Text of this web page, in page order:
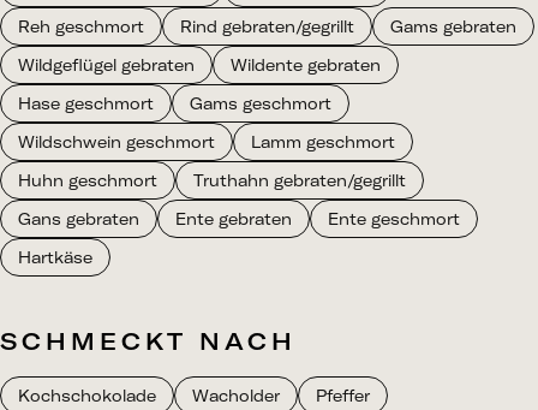
Reh geschmort
Rind gebraten/gegrillt
Gams gebraten
Wildgeflügel gebraten
Wildente gebraten
Hase geschmort
Gams geschmort
Wildschwein geschmort
Lamm geschmort
Huhn geschmort
Truthahn gebraten/gegrillt
Gans gebraten
Ente gebraten
Ente geschmort
Hartkäse
SCHMECKT NACH
Kochschokolade Wacholder
Pfeffer